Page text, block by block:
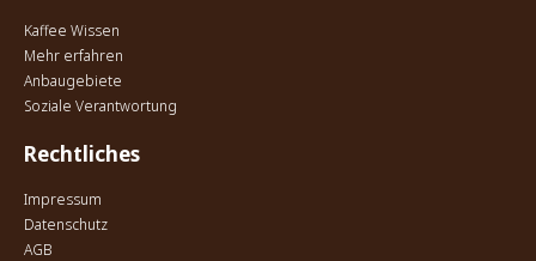
Kaffee Wissen
Mehr erfahren
Anbaugebiete
Soziale Verantwortung
Rechtliches
Impressum
Datenschutz
AGB